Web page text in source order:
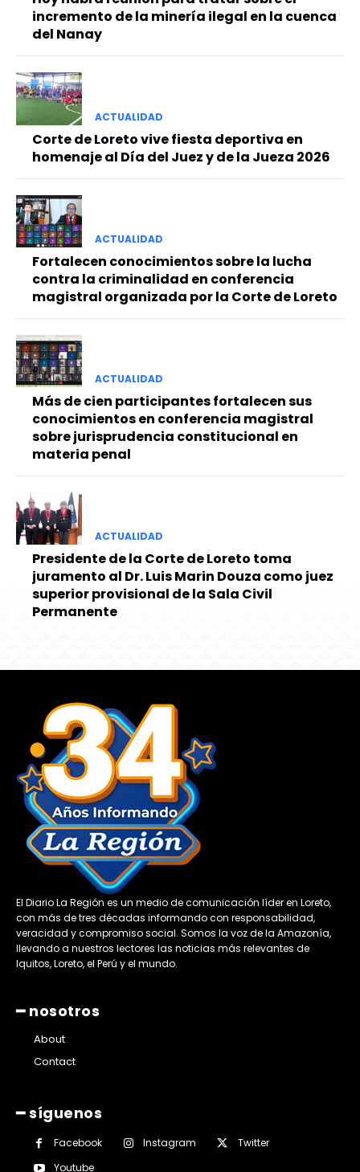
incremento de la minería ilegal en la cuenca
del Nanay
ACTUALIDAD
Corte de Loreto vive fiesta deportiva en
homenaje al Día del Juez y de la Jueza 2026
ACTUALIDAD
Fortalecen conocimientos sobre la lucha
contra la criminalidad en conferencia
magistral organizada por la Corte de Loreto
ACTUALIDAD
Más de cien participantes fortalecen sus
conocimientos en conferencia magistral
sobre jurisprudencia constitucional en
materia penal
ACTUALIDAD
Presidente de la Corte de Loreto toma
juramento al Dr. Luis Marin Douza como juez
superior provisional de la Sala Civil
Permanente
El Diario La Región es un medio de comunicación líder en Loreto,
con más de tres décadas informando con responsabilidad,
veracidad y compromiso social. Somos la voz de la Amazonía,
llevando a nuestros lectores las noticias más relevantes de
Iquitos, Loreto, el Perú y el mundo.
━ nosotros
About
Contact
━ síguenos
Facebook Instagram
Twitter
Youtube